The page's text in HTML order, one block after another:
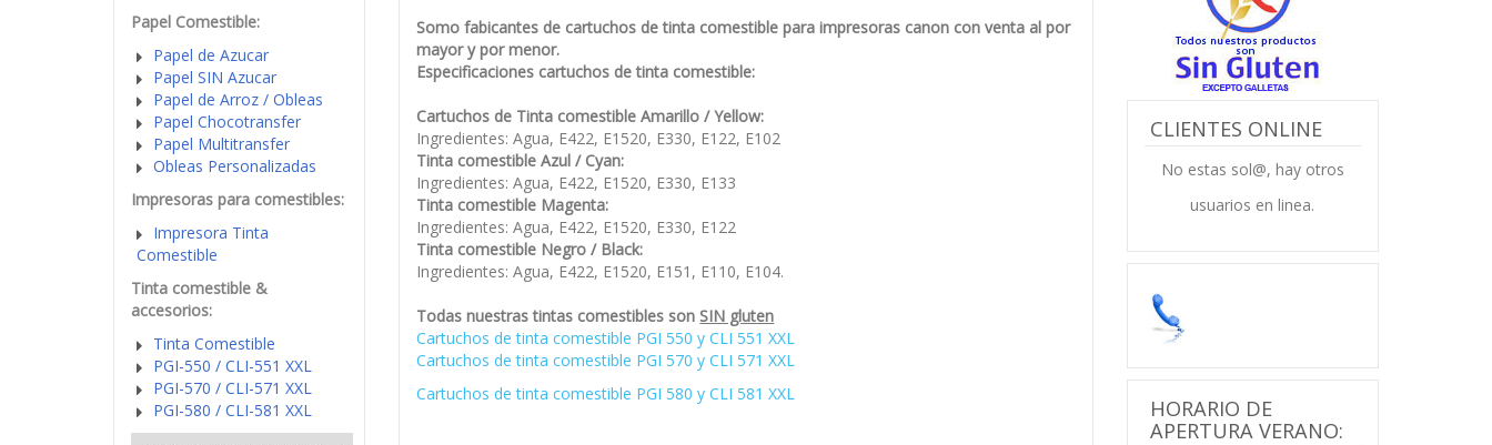
Somo fabicantes de cartuchos de tinta comestible para impresoras canon con venta al por
mayor y por menor.
Especificaciones cartuchos de tinta comestible:
Cartuchos de Tinta comestible Amarillo / Yellow:
Ingredientes: Agua, E422, E1520, E330, E122, E102
Tinta comestible Azul / Cyan:
Ingredientes: Agua, E422, E1520, E330, E133
Tinta comestible Magenta:
Ingredientes: Agua, E422, E1520, E330, E122
Tinta comestible Negro / Black:
Ingredientes: Agua, E422, E1520, E151, E110, E104.
Todas nuestras tintas comestibles sonSIN gluten
Cartuchos de tinta comestible PGI 550 y CLI 551 XXL
Cartuchos de tinta comestible PGI 570 y CLI 571 XXL
Cartuchos de tinta comestible PGI 580 y CLI 581 XXL
Papel Comestible:
Papel de Azucar
Papel SIN Azucar
Papel de Arroz / Obleas
Papel Chocotransfer
Papel Multitransfer
Obleas Personalizadas
Impresoras para comestibles:
Impresora Tinta
Comestible
Tinta comestible &
accesorios:
Tinta Comestible
PGI-550 / CLI-551 XXL
PGI-570 / CLI-571 XXL
PGI-580 / CLI-581 XXL
CLIENTES ONLINE
No estas sol@, hay otros
usuarios en linea.
HORARIO DE
APERTURA VERANO: